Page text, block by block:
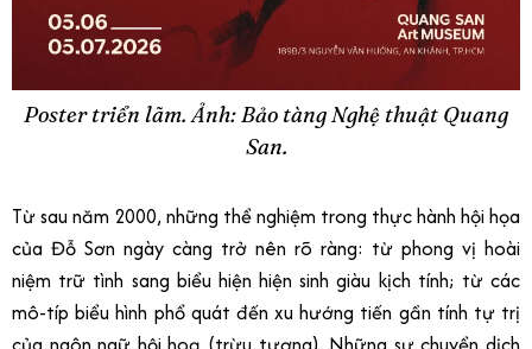
Poster triển lãm. Ảnh: Bảo tàng Nghệ thuật Quang
San.
Từ sau năm 2000, những thể nghiệm trong thực hành hội họa
của Đỗ Sơn ngày càng trở nên rõ ràng: từ phong vị hoài
niệm trữ tình sang biểu hiện hiện sinh giàu kịch tính; từ các
mô-típ biểu hình phổ quát đến xu hướng tiến gần tính tự trị